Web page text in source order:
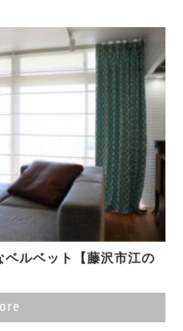
ルベット【藤沢市江の